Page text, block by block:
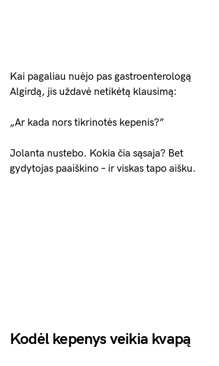
Kai pagaliau nuėjo pas gastroenterologą
Algirdą, jis uždavė netikėtą klausimą:
„Ar kada nors tikrinotės kepenis?”
Jolanta nustebo. Kokia čia sąsaja? Bet
gydytojas paaiškino – ir viskas tapo aišku.
Kodėl kepenys veikia kvapą